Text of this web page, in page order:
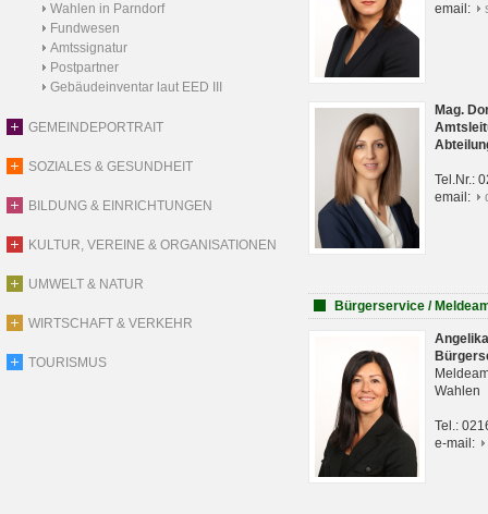
Wahlen in Parndorf
Fundwesen
Amtssignatur
Postpartner
Gebäudeinventar laut EED III
GEMEINDEPORTRAIT
SOZIALES & GESUNDHEIT
BILDUNG & EINRICHTUNGEN
KULTUR, VEREINE & ORGANISATIONEN
UMWELT & NATUR
WIRTSCHAFT & VERKEHR
TOURISMUS
email:
Mag.
Tel.Nr.:
email:
Bürgerservice /
Wahlen
Tel.:
e-mail: